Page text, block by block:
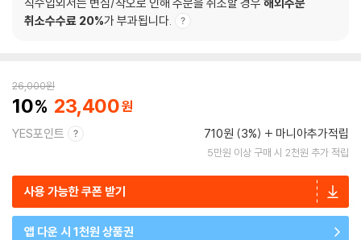
취소수수료 20%가 부과됩니다.
26,000원
10 23,400
YES포인트 710원 (3%) 마니아추가적립
5만원 이상 구매 시 2천원 추가 적립
사용 가능한 쿠폰 받기
앱 다운 시 1천원 상품권